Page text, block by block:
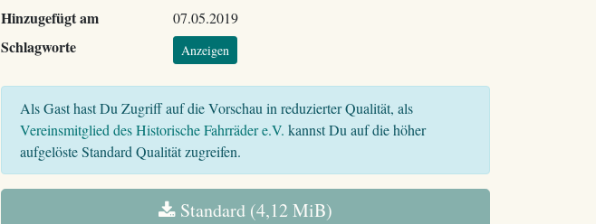
Hinzugefügt am 07.05.2019
Schlagworte Anzeigen
Als Gast hast Du Zugriff auf die Vorschau in reduzierter Qualität, als
Vereinsmitglied des Historische Fahrräder e.V. kannst Du auf die höher
aufgelöste Standard Qualität zugreifen.
Standard (4,12 MiB)